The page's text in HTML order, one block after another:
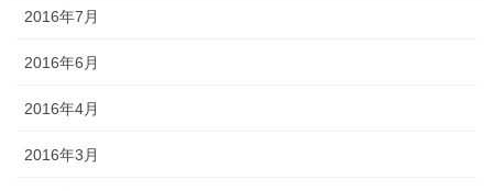
2016年7月
2016年6月
2016年4月
2016年3月